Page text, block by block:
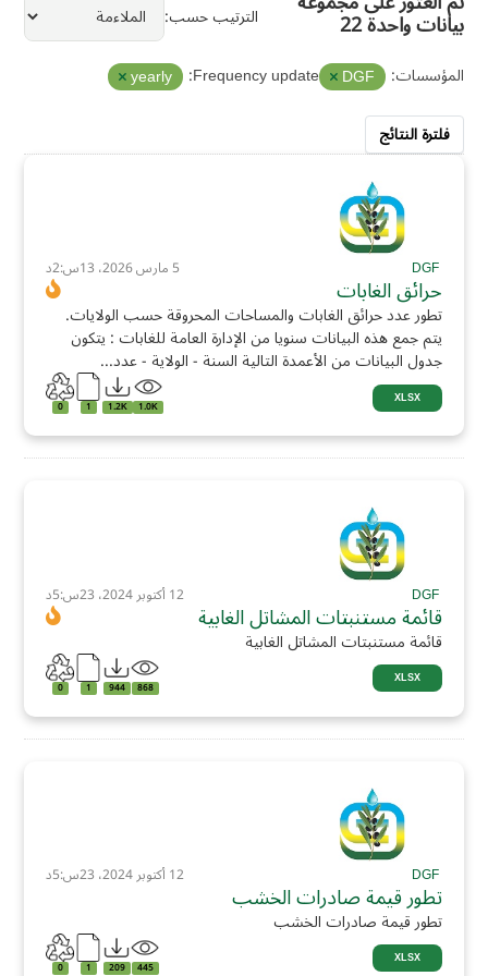
الترتيب حسب بيانات واحدة 22
المؤسسات: DGF
Frequency update:
yearly
فلترة النتائج
DGF 5 مارس 2026، 13س:2د
حرائق الغابات
تطور عدد حرائق الغابات والمساحات المحروقة حسب الولايات.
يتم جمع هذه البيانات سنويا من الإدارة العامة للغابات : يتكون
جدول البيانات من الأعمدة التالية السنة - الولاية - عدد...
XLSX
1.0K
1.2K
1
0
DGF 12 أكتوبر 2024، 23س:5د
قائمة مستنبتات المشاتل الغابية
قائمة مستنبتات المشاتل الغابية
XLSX
868
944
1
0
DGF 12 أكتوبر 2024، 23س:5د
تطور قيمة صادرات الخشب
تطور قيمة صادرات الخشب
XLSX
445
209
1
0